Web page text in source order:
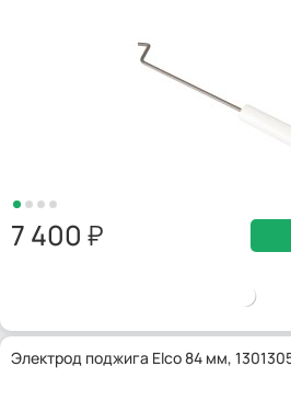
7 400
Электрод поджига Elco 84 мм,